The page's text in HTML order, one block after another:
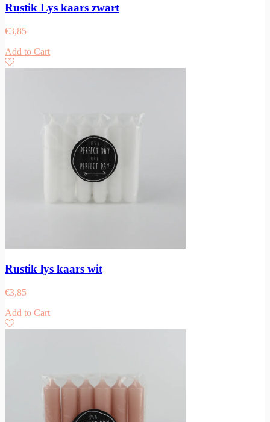
Rustik Lys kaars zwart
€3,85
Add to Cart
Rustik lys kaars wit
€3,85
Add to Cart